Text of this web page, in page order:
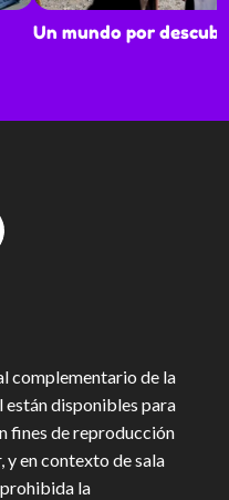
Un mundo por
complementario de la
disponibles para
fines de reproducción
y en contexto de sala
la